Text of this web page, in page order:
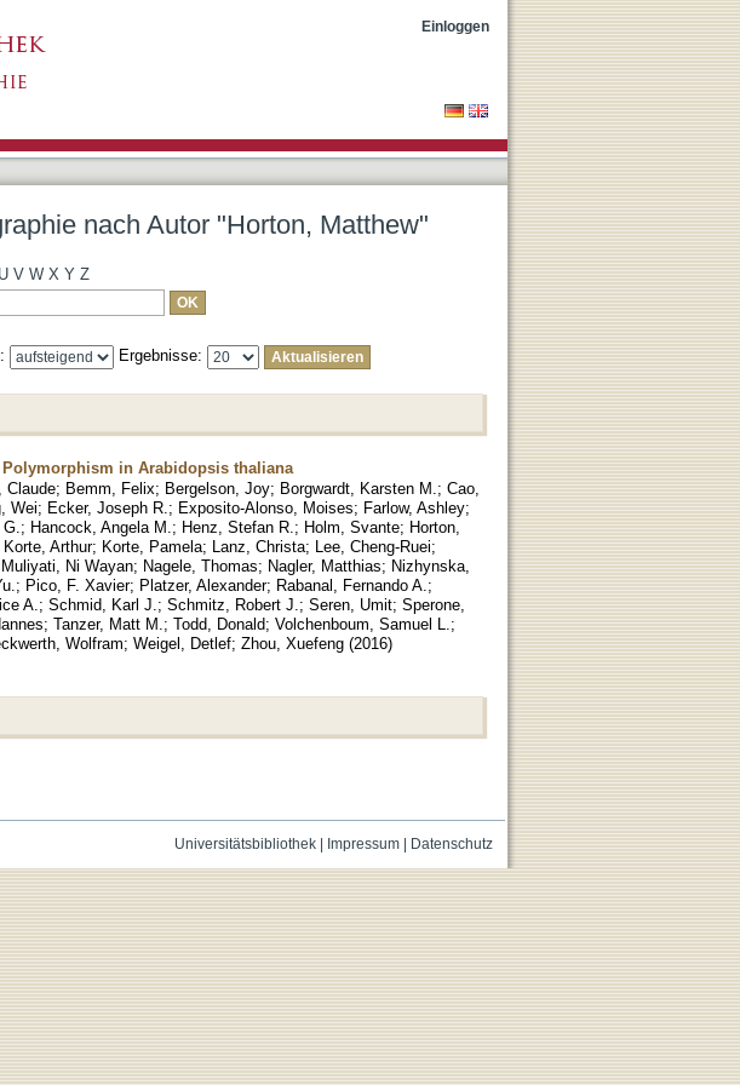
Einloggen
nach Autor "Horton, Matthew"
U V W X Y Z
Ergebnisse:
Polymorphism in Arabidopsis thaliana
Claude; Bemm, Felix; Bergelson, Joy; Borgwardt, Karsten M. ; Cao,
Wei; Ecker, Joseph R. ; Exposito-Alonso, Moises; Farlow, Ashley;
; Hancock, Angela M. ; Henz, Stefan R. ; Holm, Svante; Horton,
Korte, Arthur; Korte, Pamela; Lanz, Christa; Lee, Cheng-Ruei;
Muliyati, Ni Wayan; Nagele, Thomas; Nagler, Matthias; Nizhynska,
; Pico, F. Xavier; Platzer, Alexander; Rabanal, Fernando A. ;
A. ; Schmid, Karl J. ; Schmitz, Robert J. ; Seren, Umit; Sperone,
; Tanzer, Matt M. ; Todd, Donald; Volchenboum, Samuel L. ;
Wolfram; Weigel, Detlef; Zhou, Xuefeng (2016)
Universitätsbibliothek| Impressum| Datenschutz